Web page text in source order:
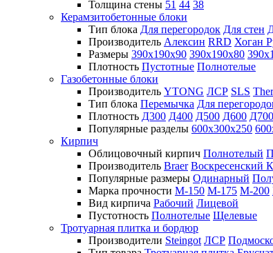
Толщина стены 51 44 38
Керамзитобетонные блоки
Тип блока Для перегородок Для стен
Производитель Алексин RRD Хоган
Размеры 390х190х90 390х190х80
Плотность Пустотные Полнотелые
Газобетонные блоки
Производитель YTONG ЛСР SLS
Тип блока Перемычка Для
Плотность Д300 Д400 Д500 Д600 Д700
Популярные разделы 600х300х250
Кирпич
Облицовочный кирпич Полнотелый
Производитель Braer Воскресенский
Популярные размеры Одинарный
Марка прочности М-150 М-175 М-200
Вид кирпича Рабочий Лицевой
Пустотность Полнотелые Щелевые
Тротуарная плитка и бордюр
Производители Steingot ЛСР